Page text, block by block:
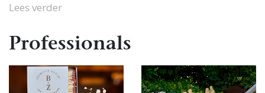
Lees verder
Professionals